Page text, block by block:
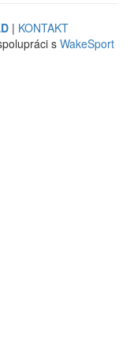
| KONTAKT
sWakeSport